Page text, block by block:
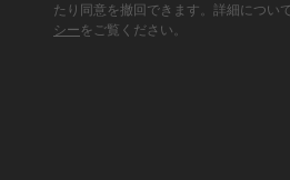
たり同意を撤回できます。詳細につい
シー をご覧ください。